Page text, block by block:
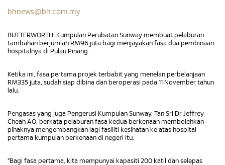
bhnews@bh.com.my
BUTTERWORTH: Kumpulan Perubatan Sunway membuat pelaburan
tambahan berjumlah RM96 juta bagi menjayakan fasa dua pembinaan
hospitalnya di Pulau Pinang.
Ketika ini, fasa pertama projek terbabit yang menelan perbelanjaan
RM335 juta, sudah siap dibina dan beroperasi pada 11 November tahun
lalu.
Pengasas yang juga Pengerusi Kumpulan Sunway, Tan Sri Dr Jeffrey
Cheah AO, berkata pelaburan fasa kedua berkenaan membolehkan
pihaknya mengembangkan lagi fasiliti kesihatan ke atas hospital
pertama kumpulan berkenaan di negeri itu.
"Bagi fasa pertama, kita mempunyai kapasiti 200 katil dan selepas